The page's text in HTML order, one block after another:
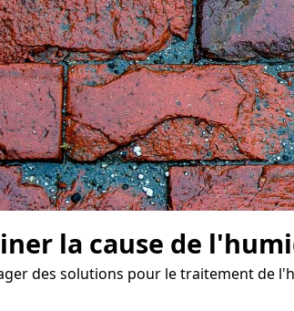
la cause de
des solutions pour le traitement de